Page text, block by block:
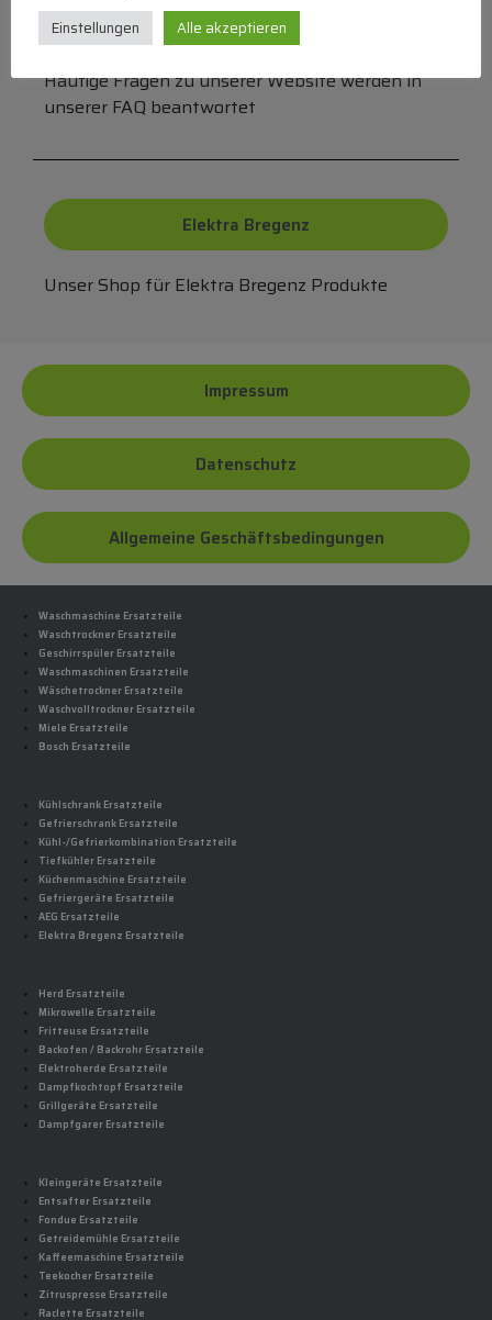
FAQ
Häufige Fragen zu unserer Website werden in
unserer FAQ beantwortet
Elektra Bregenz
Unser Shop für Elektra Bregenz Produkte
Impressum
Datenschutz
Allgemeine Geschäftsbedingungen
Waschmaschine Ersatzteile
Waschtrockner Ersatzteile
Geschirrspüler Ersatzteile
Waschmaschinen Ersatzteile
Wäschetrockner Ersatzteile
Waschvolltrockner Ersatzteile
Miele Ersatzteile
Bosch Ersatzteile
Kühlschrank Ersatzteile
Gefrierschrank Ersatzteile
Kühl-/Gefrierkombination Ersatzteile
Tiefkühler Ersatzteile
Küchenmaschine Ersatzteile
Gefriergeräte Ersatzteile
AEG Ersatzteile
Elektra Bregenz Ersatzteile
Herd Ersatzteile
Mikrowelle Ersatzteile
Fritteuse Ersatzteile
Backofen / Backrohr Ersatzteile
Elektroherde Ersatzteile
Dampfkochtopf Ersatzteile
Grillgeräte Ersatzteile
Dampfgarer Ersatzteile
Kleingeräte Ersatzteile
Entsafter Ersatzteile
Fondue Ersatzteile
Getreidemühle Ersatzteile
Kaffeemaschine Ersatzteile
Teekocher Ersatzteile
Zitruspresse Ersatzteile
Raclette Ersatzteile
Einstellungen Alle akzeptieren